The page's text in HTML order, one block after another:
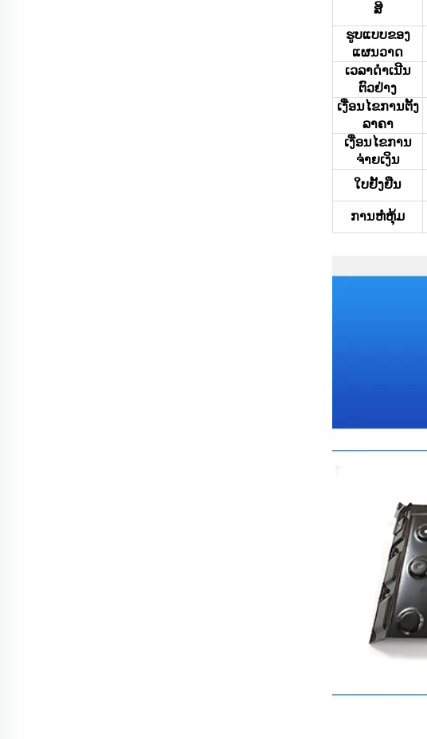
ສີ
ຮູບແບບຂອງ
ແຜນວາດ
ເວລາດຳເນີນ
ຕົວຢ່າງ
ເງື່ອນໄຂການຕັ້ງ
ລາຄາ
ເງື່ອນໄຂການ
ຈ່າຍເງິນ
ໃບຢັ້ງຢືນ
ການຫໍ່ຫຸ້ມ